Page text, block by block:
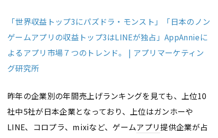
「世界収益トップ3にパズドラ・モンスト」「日本のノン
ゲームアプリの収益トップ3はLINEが独占」AppAnnieに
よるアプリ市場７つのトレンド。 | アプリマーケティン
グ研究所
昨年の企業別の年間売上げランキングを見ても、上位10
社中5社が日本企業となっており、上位はガンホーや
LINE、コロプラ、mixiなど、ゲームアプリ提供企業が占